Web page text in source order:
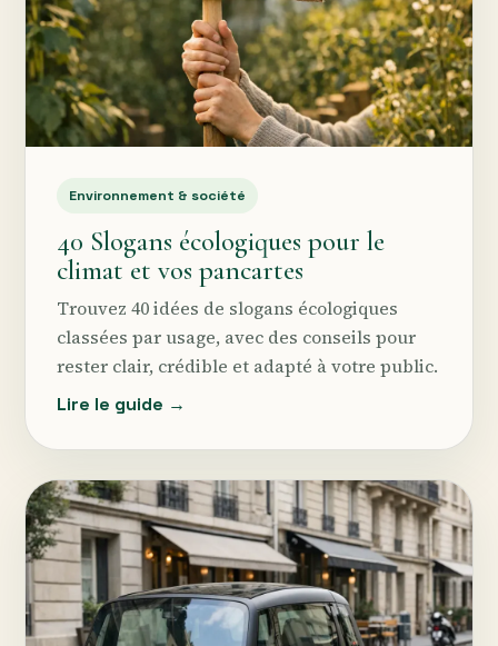
Environnement & société
40 Slogans écologiques pour le
climat et vos pancartes
Trouvez 40 idées de slogans écologiques
classées par usage, avec des conseils pour
rester clair, crédible et adapté à votre public.
Lire le guide →